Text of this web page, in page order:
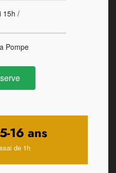
15h /
Pompe
16 ans
de 1h